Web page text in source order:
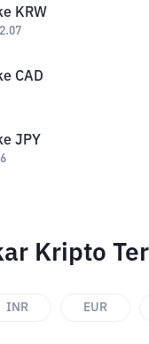
KRW
CAD
JPY
Kripto
INR EUR